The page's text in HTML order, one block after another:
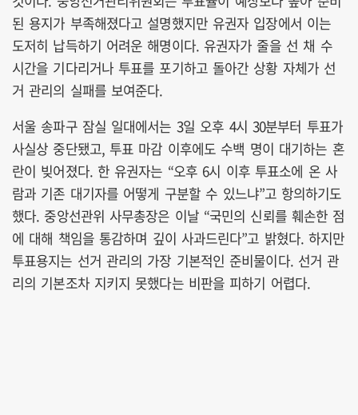
된 용지가 부족해졌다고 설명했지만 유권자 입장에서 이는
도저히 납득하기 어려운 해명이다. 유권자가 줄을 선 채 수
시간을 기다리거나 투표를 포기하고 돌아간 상황 자체가 선
거 관리의 실패를 보여준다.
서울 송파구 잠실 일대에서는 3일 오후 4시 30분부터 투표가
사실상 중단됐고, 투표 마감 이후에도 수백 명이 대기하는 혼
란이 빚어졌다. 한 유권자는 “오후 6시 이후 투표소에 온 사
람과 기존 대기자를 어떻게 구분할 수 있느냐”고 항의하기도
했다. 중앙선관위 사무총장은 이날 “국민의 신뢰를 훼손한 점
에 대해 책임을 통감하며 깊이 사과드린다”고 밝혔다. 하지만
투표용지는 선거 관리의 가장 기본적인 준비물이다. 선거 관
리의 기본조차 지키지 못했다는 비판을 피하기 어렵다.